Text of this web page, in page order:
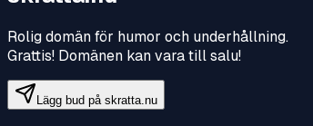
Rolig domän för humor och underhållning.
Grattis! Domänen kan vara till salu!
Lägg bud på skratta.nu